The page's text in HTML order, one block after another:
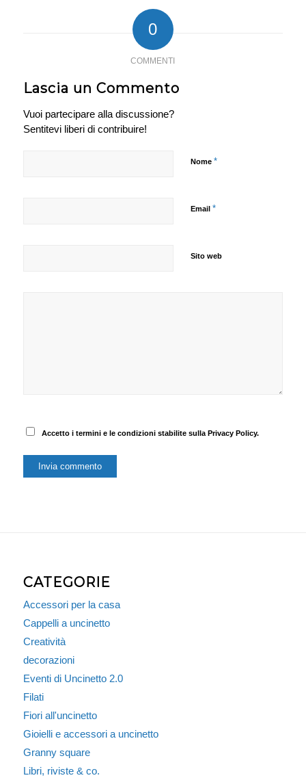
0
COMMENTI
Lascia un Commento
Vuoi partecipare alla discussione?
Sentitevi liberi di contribuire!
Nome *
Email *
Sito web
Accetto i termini e le condizioni stabilite sulla Privacy Policy.
CATEGORIE
Accessori per la casa
Cappelli a uncinetto
Creatività
decorazioni
Eventi di Uncinetto 2.0
Filati
Fiori all'uncinetto
Gioielli e accessori a uncinetto
Granny square
Libri, riviste & co.